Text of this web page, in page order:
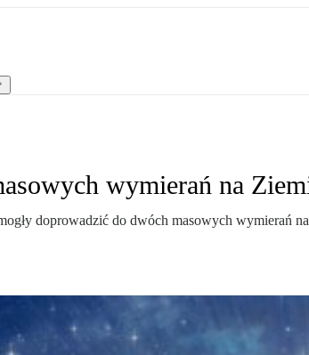
wymierań na
doprowadzić do dwóch masowych wymierań